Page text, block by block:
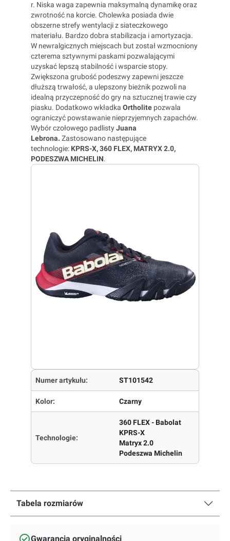
r. Niska waga zapewnia maksymalną dynamikę oraz
zwrotność na korcie. Cholewka posiada dwie
obszerne strefy wentylacji z siateczkowego
materiału. Bardzo dobra stabilizacja i amortyzacja.
W newralgicznych miejscach but został wzmocniony
czterema sztywnymi paskami pozwalającymi
uzyskać lepszą stabilność i wsparcie stopy.
Zwiększona grubość podeszwy zapewni jeszcze
dłuższą trwałość, a ulepszony bieżnik pozwoli na
idealną przyczepność do gry na sztucznej trawie czy
piasku. Dodatkowo wkładka Ortholite pozwala
ograniczyć powstawanie nieprzyjemnych zapachów.
Wybór czołowego padlistyJuana
Lebrona. Zastosowano następujące
technologie: KPRS-X, 360 FLEX, MATRYX 2.0,
PODESZWA MICHELIN.
Numer artykułu: ST101542
Kolor: Czarny
Technologie:
360 FLEX - Babolat
KPRS-X
Matryx 2.0
Podeszwa Michelin
Tabela rozmiarów
Gwarancja oryginalności